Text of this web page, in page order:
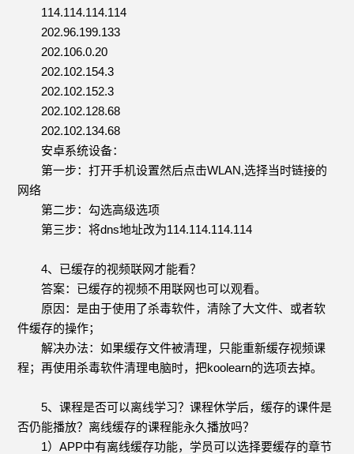
114.114.114.114
202.96.199.133
202.106.0.20
202.102.154.3
202.102.152.3
202.102.128.68
202.102.134.68
安卓系统设备：
第一步：打开手机设置然后点击WLAN,选择当时链接的
网络
第二步：勾选高级选项
第三步：将dns地址改为114.114.114.114
4、已缓存的视频联网才能看？
答案：已缓存的视频不用联网也可以观看。
原因：是由于使用了杀毒软件，清除了大文件、或者软
件缓存的操作；
解决办法：如果缓存文件被清理，只能重新缓存视频课
程；再使用杀毒软件清理电脑时，把koolearn的选项去掉。
5、课程是否可以离线学习？课程休学后，缓存的课件是
否仍能播放？离线缓存的课程能永久播放吗？
1）APP中有离线缓存功能，学员可以选择要缓存的章节